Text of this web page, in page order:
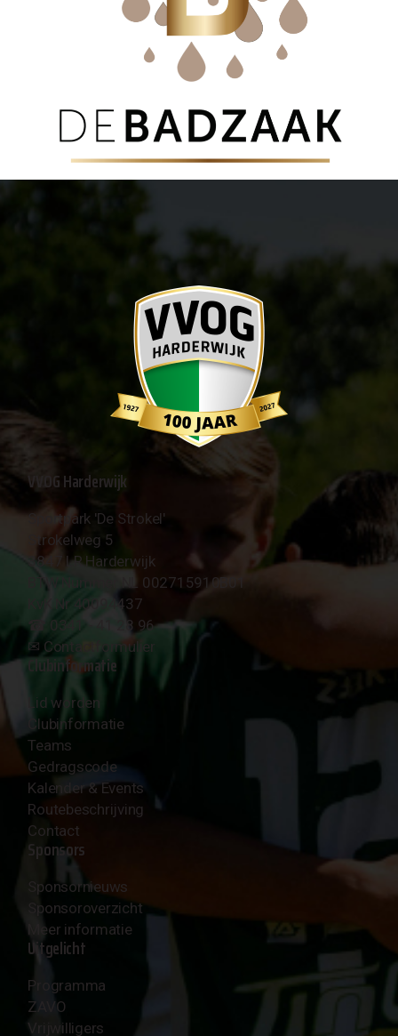
VVOG Harderwijk
Sportpark 'De Strokel'
Strokelweg 5
3847 LR Harderwijk
BTW Nummer NL 002715910B01
KvK Nr 40094437
☎︎ 0341 - 41 28 96
✉︎ Contactformulier
Clubinformatie
Lid worden
Clubinformatie
Teams
Gedragscode
Kalender & Events
Routebeschrijving
Contact
Sponsors
Sponsornieuws
Sponsoroverzicht
Meer informatie
Uitgelicht
Programma
ZAVO
Vrijwilligers